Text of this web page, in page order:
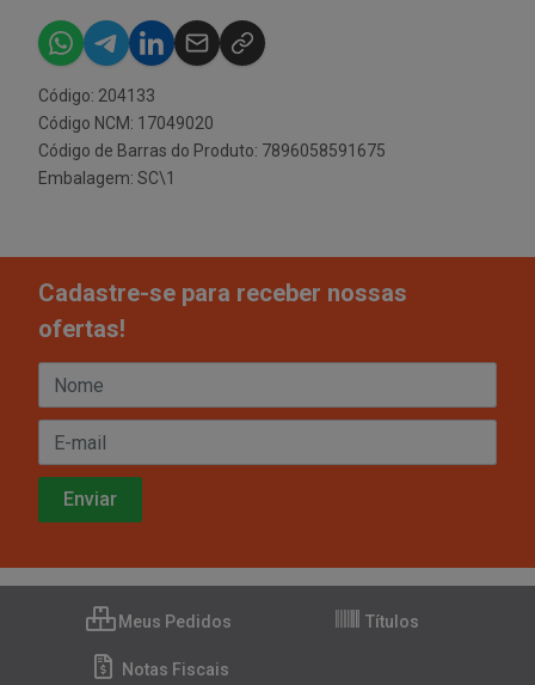
Código: 204133
Código NCM: 17049020
Código de Barras do Produto: 7896058591675
Embalagem: SC\1
Cadastre-se para receber nossas
ofertas!
Meus Pedidos Títulos
Notas Fiscais